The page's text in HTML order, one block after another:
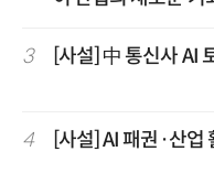
3 [사설] 中 통신사 AI
4 [사설] AI 패권·산업